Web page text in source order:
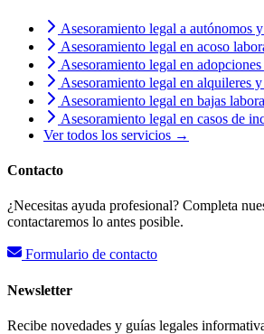
Asesoramiento legal a autónomos
Asesoramiento legal en acoso
Asesoramiento legal en
Asesoramiento legal en alquileres
Asesoramiento legal en bajas
Asesoramiento legal en casos de
Ver todos los servicios →
Contacto
¿Necesitas ayuda profesional? Completa
contactaremos lo antes posible.
Formulario de contacto
Newsletter
Recibe novedades y guías legales